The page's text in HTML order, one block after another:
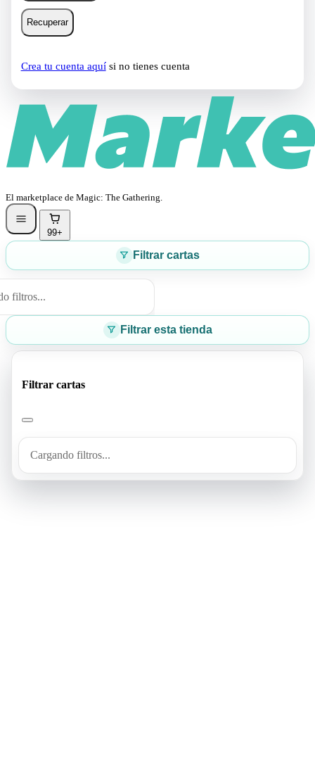
Recuperar
Crea tu cuenta aquísi no tienes cuenta
El marketplace de Magic: The Gathering.
99+
Filtrar cartas
filtros...
Filtrar esta tienda
Filtrar cartas
Cargando filtros...